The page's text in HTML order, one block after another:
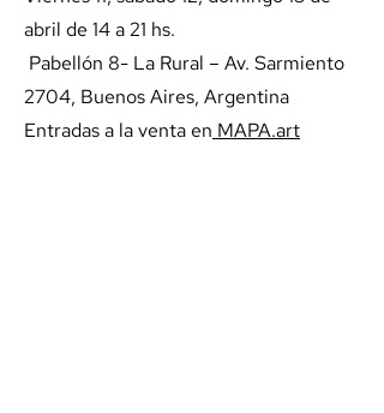
abril de 14 a 21 hs.
Pabellón 8- La Rural – Av. Sarmiento
2704, Buenos Aires, Argentina
Entradas a la venta en MAPA.art